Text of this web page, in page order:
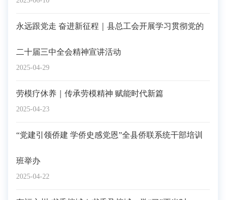
2025-04-29
永远跟党走 奋进新征程｜县总工会开展学习贯彻党的
二十届三中全会精神宣讲活动
2025-04-23
劳模疗休养｜传承劳模精神 赋能时代新篇
2025-04-22
“党建引领侨建 学侨史感党恩”全县侨联系统干部培训
班举办